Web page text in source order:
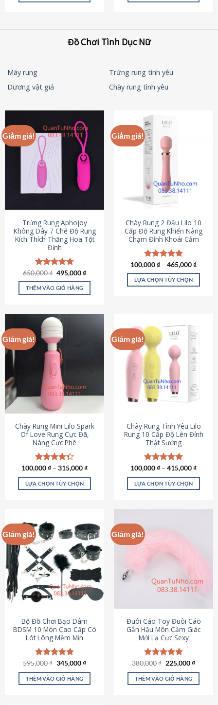
Đồ Chơi Tình Dục Nữ
Máy rung
Trứng rung tình yêu
Dương vật giả
Chày rung tình yêu
Giảm giá!
Trứng Rung Aphojoy
Không Dây 7 Chế Độ Rung
Kích Thích Thăng Hoa Tột
Đỉnh
Được xếp
hạng4.72
5 sao
650,000₫ Giá
là:
650,000 ₫.
495,000₫Giá
tại
495,000 ₫.
THÊM VÀO GIỎ HÀNG
Giảm giá!
Chày Rung 2 Đầu Lilo 10
Cấp Độ Rung Khiến Nàng
Chạm Đỉnh Khoái Cảm
Được xếp
hạng4.80
5 sao
100,000₫ – 465,000₫
LỰA CHỌN TÙY CHỌN
nhiều
biến
thể.
Các
chọn
thể
chọn
trên
trang
sản
phẩm
Giảm giá!
Chày Rung Mini Lilo Spark
Of Love Rung Cực Đã,
Nàng Cực Phê
Được xếp
hạng4.33
5 sao
100,000₫ – 315,000₫
LỰA CHỌN TÙY CHỌN
có
nhiều
biến
thể.
Các
tùy
chọn
có
chọn
trên
trang
sản
phẩm
Giảm giá!
Chày Rung Tình Yêu Lilo
Rung 10 Cấp Độ Lên Đỉnh
Thật Sướng
Được xếp
hạng4.94
5 sao
100,000₫ – 415,000₫
LỰA CHỌN TÙY CHỌN
biến
thể.
chọn
chọn
trên
trang
sản
phẩm
Giảm giá!
Bộ Đồ Chơi Bạo Dâm
BDSM 10 Món Cao Cấp Có
Lót Lông Mềm Mịn
Được xếp
hạng4.88
5 sao
595,000₫ Giá
là:
595,000 ₫.
345,000₫Giá
tại
THÊM VÀO GIỎ HÀNG
Giảm giá!
Đuôi Cáo Toy Đuôi Cáo
Gắn Hậu Môn Cảm Giác
Mới Lạ Cực Sexy
Được xếp
hạng4.88
5 sao
380,000₫ Giá
là:
380,000 ₫.
225,000₫Giá
tại
THÊM VÀO GIỎ HÀNG